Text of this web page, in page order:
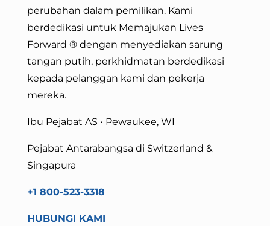
perubahan dalam pemilikan. Kami
berdedikasi untuk Memajukan Lives
Forward ® dengan menyediakan sarung
tangan putih, perkhidmatan berdedikasi
kepada pelanggan kami dan pekerja
mereka.
Ibu Pejabat AS • Pewaukee, WI
Pejabat Antarabangsa di Switzerland &
Singapura
+1 800-523-3318
HUBUNGI KAMI